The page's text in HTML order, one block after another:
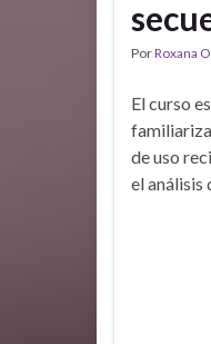
PorRoxana
El curso
de uso
el análisis